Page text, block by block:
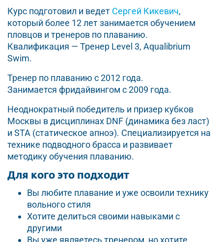
Курс подготовил и ведет Сергей Кикевич,
который более 12 лет занимается обучением
пловцов и тренеров по плаванию.
Квалификация — Тренер Level 3, Aqualibrium
Swim.
Тренер по плаванию с 2012 года.
Занимается фридайвингом с 2009 года.
Неоднократный победитель и призер кубков
Москвы в дисциплинах DNF (динамика без ласт)
и STA (статическое апноэ). Специализируется на
технике подводного брасса и развивает
методику обучения плаванию.
Для кого это подходит
Вы любите плавание и уже освоили технику
вольного стиля
Хотите делиться своими навыками с
другими
Вы уже являетесь тренером, но хотите